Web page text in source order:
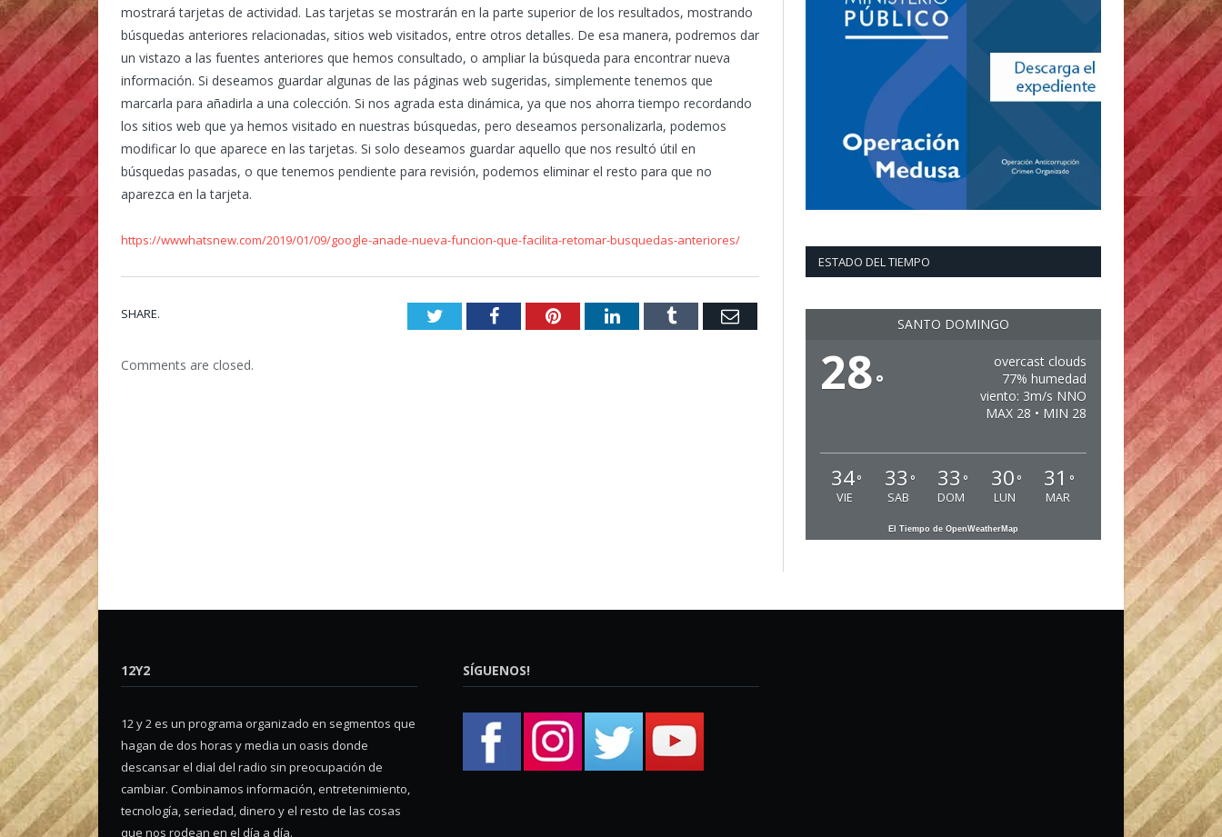
mostrará tarjetas de actividad. Las tarjetas se mostrarán en la parte superior de los resultados, mostrando
búsquedas anteriores relacionadas, sitios web visitados, entre otros detalles. De esa manera, podremos dar
un vistazo a las fuentes anteriores que hemos consultado, o ampliar la búsqueda para encontrar nueva
información. Si deseamos guardar algunas de las páginas web sugeridas, simplemente tenemos que
marcarla para añadirla a una colección. Si nos agrada esta dinámica, ya que nos ahorra tiempo recordando
los sitios web que ya hemos visitado en nuestras búsquedas, pero deseamos personalizarla, podemos
modificar lo que aparece en las tarjetas. Si solo deseamos guardar aquello que nos resultó útil en
búsquedas pasadas, o que tenemos pendiente para revisión, podemos eliminar el resto para que no
aparezca en la tarjeta.
https://wwwhatsnew.com/2019/01/09/google-anade-nueva-funcion-que-facilita-retomar-busquedas-anteriores/
SHARE. TwitterFacebookPinterestLinkedInTumblr Email
Comments are closed.
ESTADO DEL TIEMPO
SANTO DOMINGO
28°
overcast clouds
77% humedad
viento: 3m/s NNO
MAX 28 • MIN 28
34°
VIE
33 °
SAB
33 °
DOM
30 °
LUN
31 °
MAR
El Tiempo de OpenWeatherMap
12Y2
12 y 2 es un programa organizado en segmentos que
hagan de dos horas y media un oasis donde
descansar el dial del radio sin preocupación de
cambiar. Combinamos información, entretenimiento,
tecnología, seriedad, dinero y el resto de las cosas
que nos rodean en el día a día.
SÍGUENOS!